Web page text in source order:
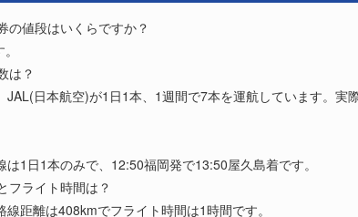
の値段はいくらですか？
は？
日本航空)が1日1本、1週間で7本を運航しています。実
1日1本のみで、12:50福岡発で13:50屋久島着です。
フライト時間は？
距離は408kmでフライト時間は1時間です。